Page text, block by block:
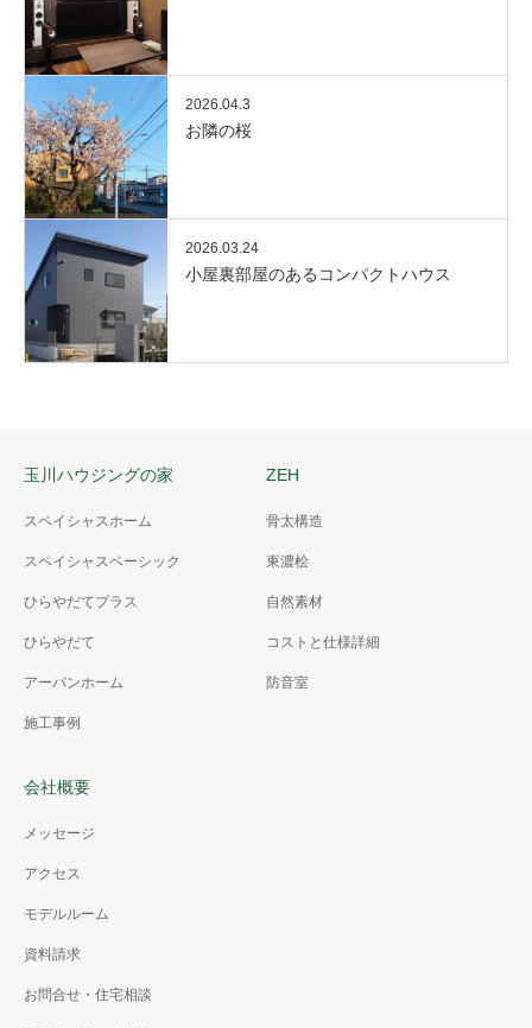
2026.04.3
お隣の桜
2026.03.24
小屋裏部屋のあるコンパクトハウス
玉川ハウジングの家
スペイシャスホーム
スペイシャスベーシック
ひらやだてプラス
ひらやだて
アーバンホーム
施工事例
ZEH
骨太構造
東濃桧
自然素材
コストと仕様詳細
防音室
会社概要
メッセージ
アクセス
モデルルーム
資料請求
お問合せ・住宅相談